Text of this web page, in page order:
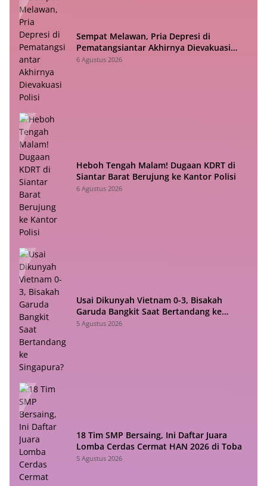
Sempat Melawan, Pria Depresi di
Pematangsiantar Akhirnya Dievakuasi
Polisi
6 Agustus 2026
Heboh Tengah Malam! Dugaan KDRT di
Siantar Barat Berujung ke Kantor Polisi
6 Agustus 2026
Usai Dikunyah Vietnam 0-3, Bisakah
Garuda Bangkit Saat Bertandang ke
Singapura?
5 Agustus 2026
18 Tim SMP Bersaing, Ini Daftar Juara
Lomba Cerdas Cermat HAN 2026 di Toba
5 Agustus 2026